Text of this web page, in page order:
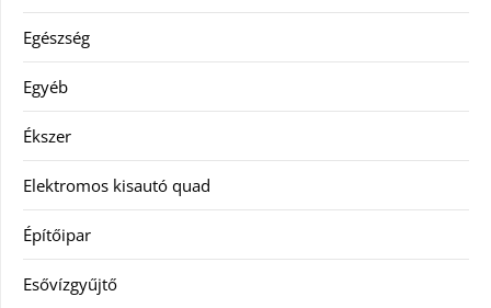
Egészség
Egyéb
Ékszer
Elektromos kisautó quad
Építőipar
Esővízgyűjtő